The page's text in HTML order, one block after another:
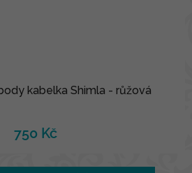
kabelka Shimla - růžová
750 Kč